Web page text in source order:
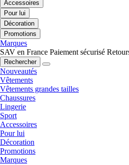
Accessoires
Pour lui
Décoration
Promotions
Marques
SAV en France Paiement sécurisé
Rechercher
Nouveautés
Vêtements
Vêtements grandes tailles
Chaussures
Lingerie
Sport
Accessoires
Pour lui
Décoration
Promotions
Marques